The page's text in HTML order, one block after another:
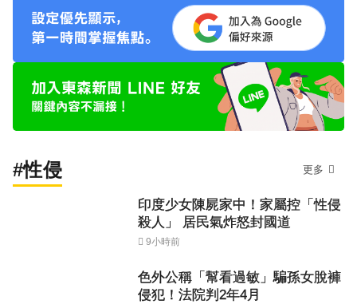
#性侵 更多
印度少女陳屍家中！家屬控「性侵
殺人」 居民氣炸怒封國道
9小時前
色外公稱「幫看過敏」騙孫女脫褲
侵犯！法院判2年4月